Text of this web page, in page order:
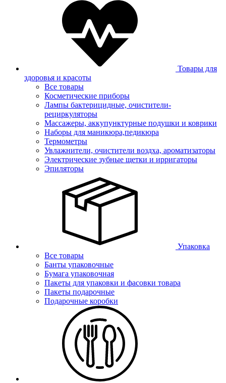
Товары для
здоровья и красоты
Все товары
Косметические приборы
Лампы бактерицидные, очистители-
рециркуляторы
Массажеры, аккупунктурные подушки и коврики
Наборы для маникюра,педикюра
Термометры
Увлажнители, очистители воздха, ароматизаторы
Электрические зубные щетки и ирригаторы
Эпиляторы
Упаковка
Все товары
Банты упаковочные
Бумага упаковочная
Пакеты для упаковки и фасовки товара
Пакеты подарочные
Подарочные коробки